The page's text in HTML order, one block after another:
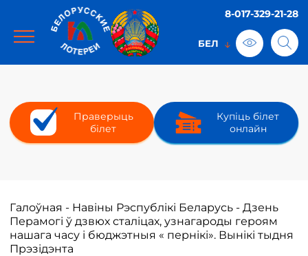
8-017-329-21-28
Праверыць
білет
Купіць білет
онлайн
Галоўная - Навіны Рэспублікі Беларусь - Дзень
Перамогі ў дзвюх сталіцах, узнагароды героям
нашага часу і бюджэтныя « пернікі». Вынікі тыдня
Прэзідэнта